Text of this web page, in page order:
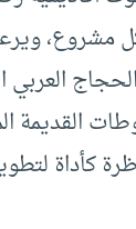
مشروع،
العربي
القديمة
كأداة